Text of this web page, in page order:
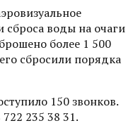
сброса воды на очаги
более 1 500
сбросили порядка
150 звонков.
235 38 31.